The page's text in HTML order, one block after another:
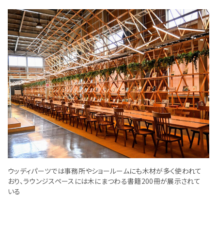
ウッディパーツでは事務所やショールームにも木材が多く使われて
おり、ラウンジスペースには木にまつわる書籍200冊が展示されて
いる